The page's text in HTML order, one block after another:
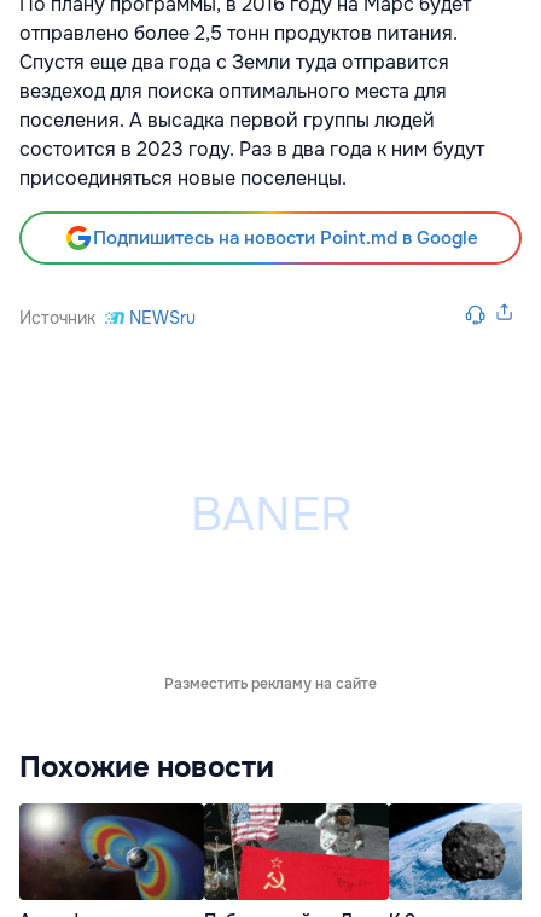
отправлено более 2,5 тонн продуктов питания.
Спустя еще два года с Земли туда отправится
вездеход для поиска оптимального места для
поселения. А высадка первой группы людей
состоится в 2023 году. Раз в два года к ним будут
присоединяться новые поселенцы.
Подпишитесь на новости Point.md в Google
Источник NEWSru
Разместить рекламу на сайте
Похожие новости